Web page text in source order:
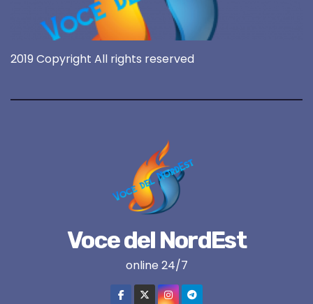
2019 Copyright All rights reserved
Voce del NordEst
online 24/7